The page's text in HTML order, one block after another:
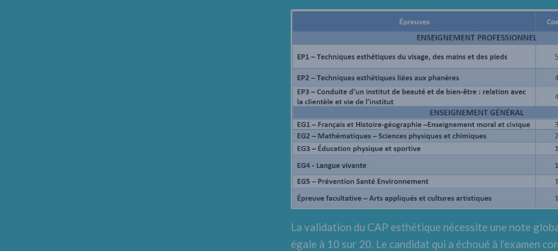
La validation du CAP esthétique nécessite une note
égale à 10 sur 20. Le candidat qui a échoué à l’examen